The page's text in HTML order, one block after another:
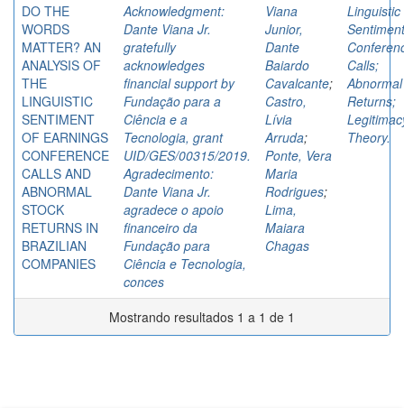
DO THE
WORDS
MATTER? AN
ANALYSIS OF
THE
LINGUISTIC
SENTIMENT
OF EARNINGS
CONFERENCE
CALLS AND
ABNORMAL
STOCK
RETURNS IN
BRAZILIAN
COMPANIES
Acknowledgment:
Dante Viana Jr.
gratefully
acknowledges
financial support by
Fundação para a
Ciência e a
Tecnologia, grant
UID/GES/00315/2019.
Agradecimento:
Dante Viana Jr.
agradece o apoio
financeiro da
Fundação para
Ciência e Tecnologia,
conces
Viana
Junior,
Dante
Baiardo
Cavalcante;
Castro,
Lívia
Arruda;
Ponte, Vera
Maria
Rodrigues;
Lima,
Maiara
Chagas
Linguistic
Calls;
Abnormal
Returns;
Theory.
Mostrando resultados 1 a 1 de 1